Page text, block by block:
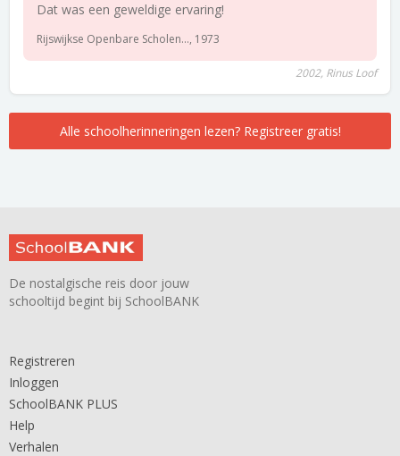
Dat was een geweldige ervaring!
Rijswijkse Openbare Scholen..., 1973
2002, Rinus Loof
Alle schoolherinneringen lezen? Registreer gratis!
De nostalgische reis door jouw
schooltijd begint bij SchoolBANK
Registreren
Inloggen
SchoolBANK PLUS
Help
Verhalen